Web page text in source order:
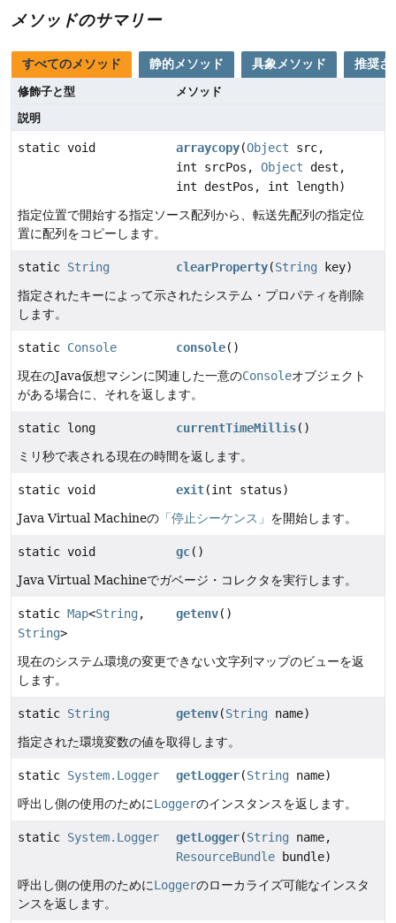
メソッドのサマリー
すべてのメソッド 静的メソッド 具象メソッド 推奨さ
修飾子と型
メソッド
説明
static void arraycopy(Object src,
int srcPos,Object dest,
int destPos, int length)
指定位置で開始する指定ソース配列から、転送先配列の指定位
置に配列をコピーします。
static String clearProperty(String key)
指定されたキーによって示されたシステム・プロパティを削除
します。
static Console console()
現在のJava仮想マシンに関連した一意のConsoleオブジェクト
がある場合に、それを返します。
static long currentTimeMillis()
ミリ秒で表される現在の時間を返します。
static void exit(int status)
Java Virtual Machineの 「停止シーケンス」 を開始します。
static void gc()
Java Virtual Machineでガベージ・コレクタを実行します。
static Map<String,
String>
getenv()
現在のシステム環境の変更できない文字列マップのビューを返
します。
static String getenv(String name)
指定された環境変数の値を取得します。
static System.Logger getLogger(String name)
呼出し側の使用のためにLoggerのインスタンスを返します。
static System.Logger getLogger(String name,
ResourceBundle bundle)
呼出し側の使用のためにLoggerのローカライズ可能なインスタ
ンスを返します。